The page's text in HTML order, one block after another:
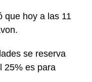
que hoy a las 11
se reserva
25% es para